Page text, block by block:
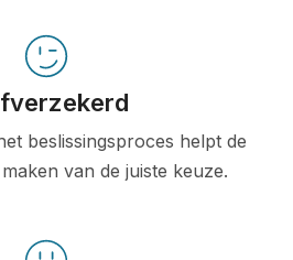
beslissingsproces helpt de
van de juiste keuze.